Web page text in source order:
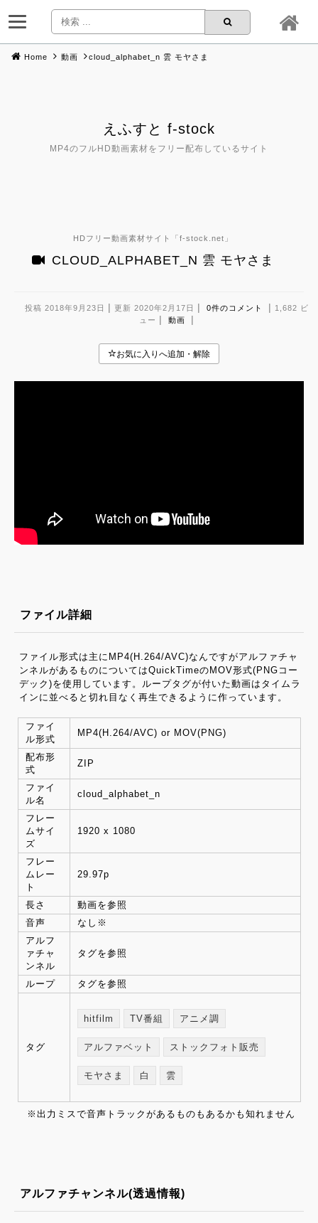
Home 動画 cloud_alphabet_n 雲 モヤさま
えふすと f-stock
MP4のフルHD動画素材をフリー配布しているサイト
HDフリー動画素材サイト「f-stock.net 」
CLOUD_ALPHABET_N 雲 モヤさま
投稿 2018年9月23日 | 更新 2020年2月17日 | 0件のコメント | 1,682 ビ
ュー | 動画 |
ファイル詳細
ファイル形式は主にMP4(H.264/AVC)なんですがアルファチャ
ンネルがあるものについてはQuickTimeのMOV形式(PNGコー
デック)を使用しています。ループタグが付いた動画はタイムラ
インに並べると切れ目なく再生できるように作っています。
ファイ
ル形式
MP4(H.264/AVC) or MOV(PNG)
配布形
式
ZIP
ファイ
ル名
cloud_alphabet_n
フレー
ムサイ
ズ
1920 x 1080
フレー
ムレー
ト
29.97p
長さ
動画を参照
音声
なし※
アルフ
ァチャ
ンネル
タグを参照
ループ タグを参照
タグ
hitfilm TV番組 アニメ調
アルファベット ストックフォト販売
モヤさま 白 雲
※出力ミスで音声トラックがあるものもあるかも知れません
アルファチャンネル(透過情報)